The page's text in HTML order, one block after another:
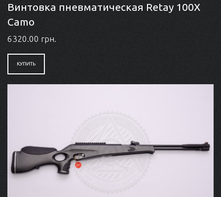
Винтовка пневматическая Retay 100X
Camo
6320.00 грн.
КУПИТЬ